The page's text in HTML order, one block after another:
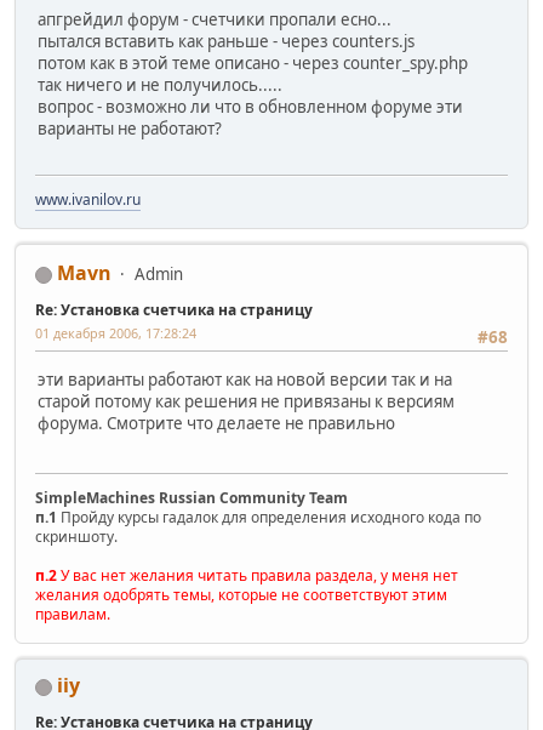
апгрейдил форум - счетчики пропали есно...
пытался вставить как раньше - через counters.js
потом как в этой теме описано - через counter_spy.php
так ничего и не получилось.....
вопрос - возможно ли что в обновленном форуме эти
варианты не работают?
www.ivanilov.ru
Mavn Admin
Re: Установка счетчика на страницу
#68
01 декабря 2006, 17:28:24
эти варианты работают как на новой версии так и на
старой потому как решения не привязаны к версиям
форума. Смотрите что делаете не правильно
SimpleMachines Russian Community Team
п.1 Пройду курсы гадалок для определения исходного кода по
скриншоту.
п.2У вас нет желания читать правила раздела, у меня нет
желания одобрять темы, которые не соответствуют этим
правилам.
iiy
Re: Установка счетчика на страницу